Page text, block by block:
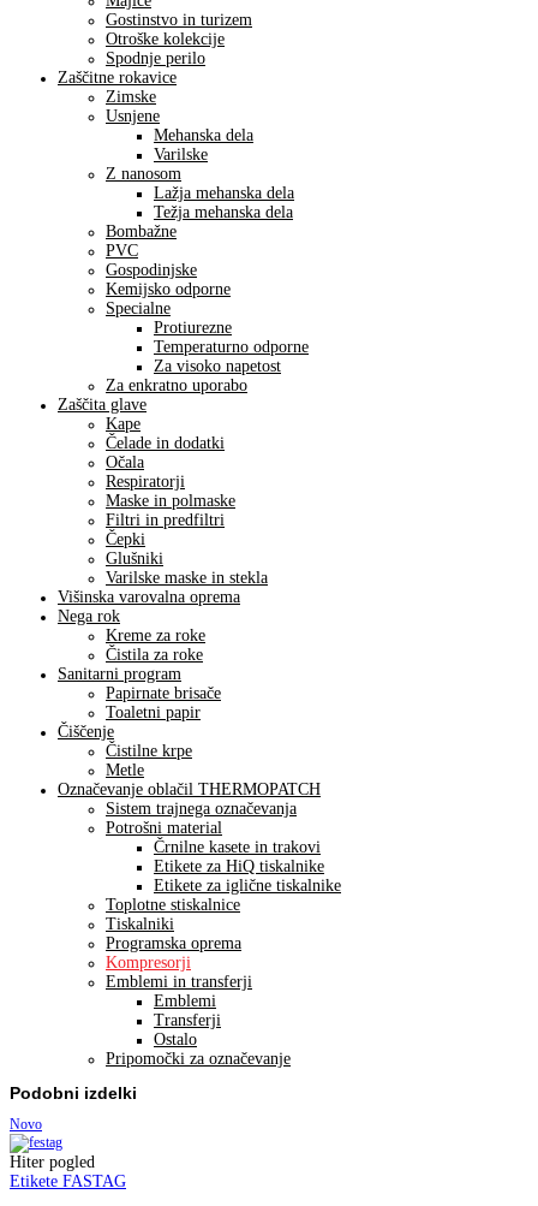
Gostinstvo in turizem
Otroške kolekcije
Spodnje perilo
Zaščitne rokavice
Zimske
Usnjene
Mehanska dela
Varilske
Z nanosom
Lažja mehanska dela
Težja mehanska dela
Bombažne
PVC
Gospodinjske
Kemijsko odporne
Specialne
Protiurezne
Temperaturno odporne
Za visoko napetost
Za enkratno uporabo
Zaščita glave
Kape
Čelade in dodatki
Očala
Respiratorji
Maske in polmaske
Filtri in predfiltri
Čepki
Glušniki
Varilske maske in stekla
Višinska varovalna oprema
Nega rok
Kreme za roke
Čistila za roke
Sanitarni program
Papirnate brisače
Toaletni papir
Čiščenje
Čistilne krpe
Metle
Označevanje oblačil THERMOPATCH
Sistem trajnega označevanja
Potrošni material
Črnilne kasete in trakovi
Etikete za HiQ tiskalnike
Etikete za iglične tiskalnike
Toplotne stiskalnice
Tiskalniki
Programska oprema
Kompresorji
Emblemi in transferji
Emblemi
Transferji
Ostalo
Pripomočki za označevanje
Podobni izdelki
Novo
Hiter pogled
Etikete FASTAG